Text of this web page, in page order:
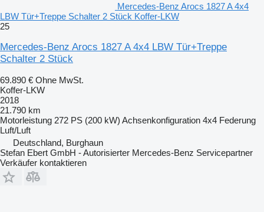
Mercedes-Benz Arocs 1827 A 4x4
LBW Tür+Treppe Schalter 2 Stück Koffer-LKW
25
Mercedes-Benz Arocs 1827 A 4x4 LBW Tür+Treppe
Schalter 2 Stück
69.890 € Ohne MwSt.
Koffer-LKW
2018
21.790 km
Motorleistung 272 PS (200 kW) Achsenkonfiguration 4x4 Federung
Luft/Luft
Deutschland, Burghaun
Stefan Ebert GmbH - Autorisierter Mercedes-Benz Servicepartner
Verkäufer kontaktieren